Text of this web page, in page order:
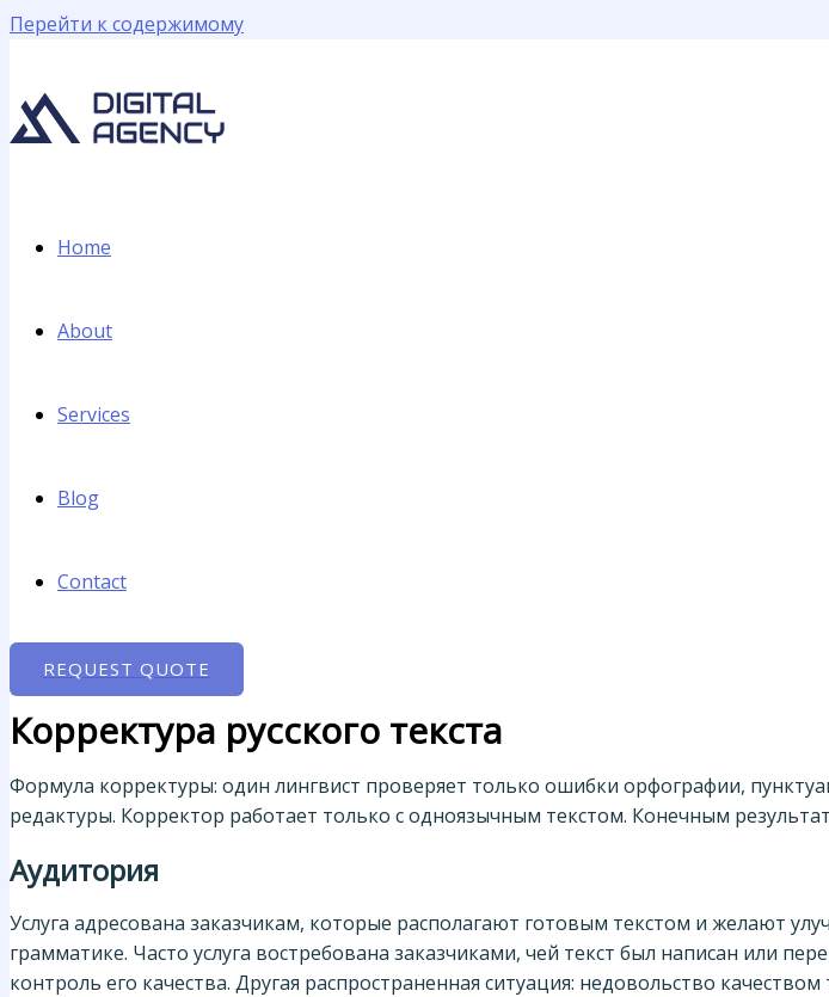
Перейти к содержимому
Home
About
Services
Blog
Contact
REQUEST QUOTE
Корректура русского текста
Формула корректуры: один лингвист проверяет только ошибки орфографии,
редактуры. Корректор работает только с одноязычным текстом. Конечным
Аудитория
Услуга адресована заказчикам, которые располагают готовым текстом и желают
грамматике. Часто услуга востребована заказчиками, чей текст был написан или
контроль его качества. Другая распространенная ситуация: недовольство